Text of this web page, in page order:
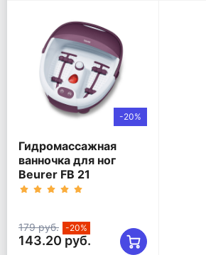
-20%
Гидромассажная
ванночка для ног
Beurer FB 21
179 руб. -20%
143.20 руб.